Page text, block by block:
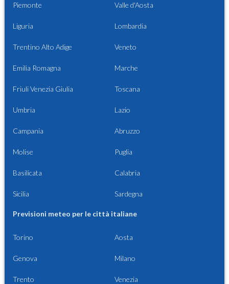
Piemonte Valle d'Aosta
Liguria Lombardia
Trentino Alto Adige Veneto
Emilia Romagna Marche
Friuli Venezia Giulia Toscana
Umbria Lazio
Campania Abruzzo
Molise Puglia
Basilicata Calabria
Sicilia Sardegna
Previsioni meteo per le città italiane
Torino Aosta
Genova Milano
Trento Venezia